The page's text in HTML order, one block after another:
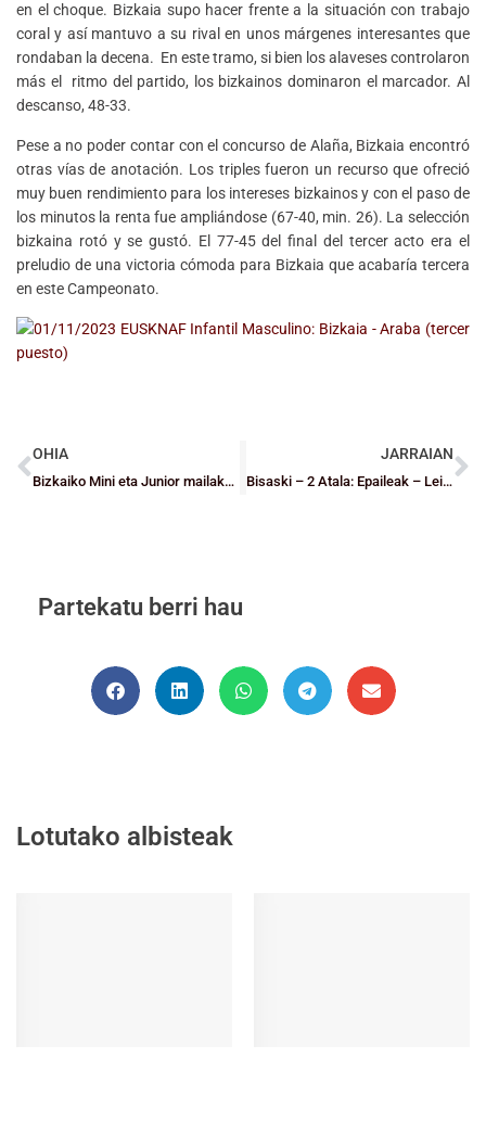
en el choque. Bizkaia supo hacer frente a la situación con trabajo
coral y así mantuvo a su rival en unos márgenes interesantes que
rondaban la decena. En este tramo, si bien los alaveses controlaron
más el ritmo del partido, los bizkainos dominaron el marcador. Al
descanso, 48-33.
Pese a no poder contar con el concurso de Alaña, Bizkaia encontró
otras vías de anotación. Los triples fueron un recurso que ofreció
muy buen rendimiento para los intereses bizkainos y con el paso de
los minutos la renta fue ampliándose (67-40, min. 26). La selección
bizkaina rotó y se gustó. El 77-45 del final del tercer acto era el
preludio de una victoria cómoda para Bizkaia que acabaría tercera
en este Campeonato.
OHIA
Bizkaiko Mini eta Junior mailako aurreselekzioak
JARRAIAN
Bisaski – 2 Atala: Epaileak – Leire Iborra, Aritz Madrid eta Javi Bravo
Partekatu berri hau
Lotutako albisteak